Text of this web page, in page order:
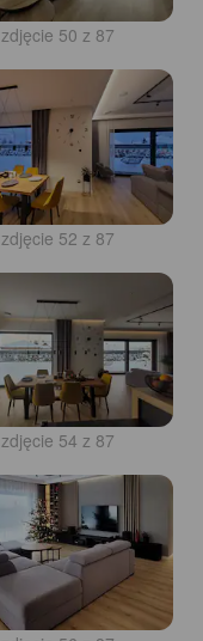
zdjęcie 50 z 87
zdjęcie 52 z 87
zdjęcie 54 z 87